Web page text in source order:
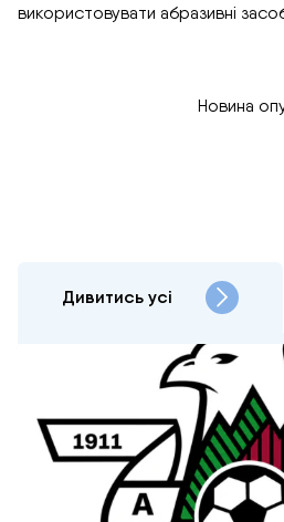
використовувати абразивні
Новина
Дивитись усі